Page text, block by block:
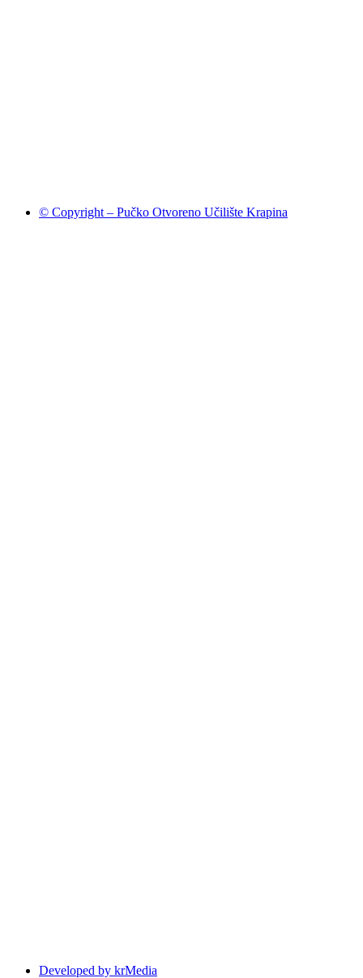
© Copyright – Pučko Otvoreno Učilište Krapina
Developed by krMedia